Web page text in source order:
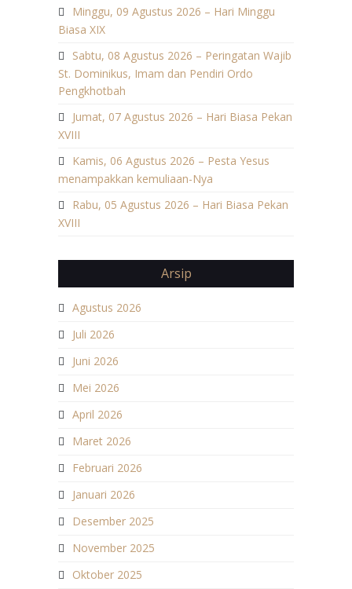
Minggu, 09 Agustus 2026 – Hari Minggu
Biasa XIX
Sabtu, 08 Agustus 2026 – Peringatan Wajib
St. Dominikus, Imam dan Pendiri Ordo
Pengkhotbah
Jumat, 07 Agustus 2026 – Hari Biasa Pekan
XVIII
Kamis, 06 Agustus 2026 – Pesta Yesus
menampakkan kemuliaan-Nya
Rabu, 05 Agustus 2026 – Hari Biasa Pekan
XVIII
Arsip
Agustus 2026
Juli 2026
Juni 2026
Mei 2026
April 2026
Maret 2026
Februari 2026
Januari 2026
Desember 2025
November 2025
Oktober 2025